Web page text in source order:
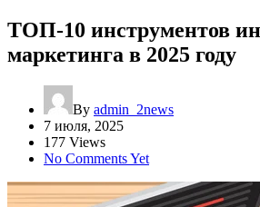
ТОП-10 инструментов
маркетинга в 2025 году
By admin_2news
7 июля, 2025
177 Views
No Comments Yet